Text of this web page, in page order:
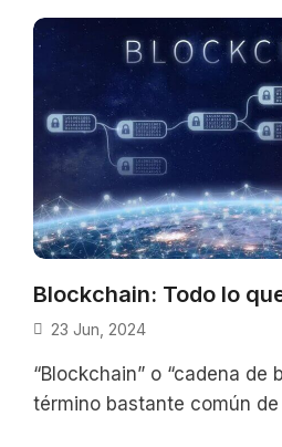
inteligentes”, son
Blockchain: Todo lo
23 Jun, 2024
“Blockchain” o “cadena de
término bastante común